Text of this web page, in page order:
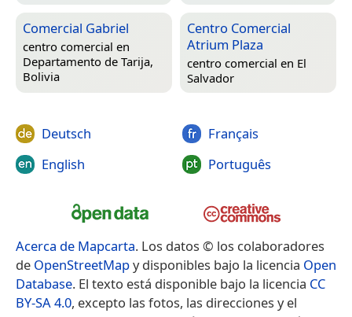
Comercial Gabriel
centro comercial en
Departamento de Tarija,
Bolivia
Centro Comercial
Atrium Plaza
centro comercial en El
Salvador
Deutsch
English
Français
Português
Acerca de Mapcarta. Los datos © los colaboradores
de OpenStreetMapy disponibles bajo la licencia Open
Database. El texto está disponible bajo la licencia CC
BY-SA 4.0, excepto las fotos, las direcciones y el